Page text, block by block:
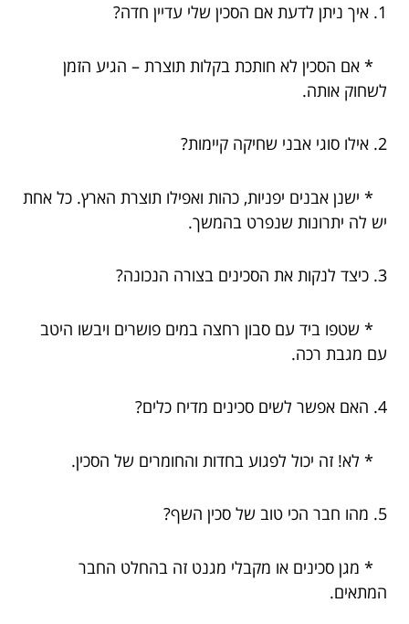
1. איך ניתן לדעת אם הסכין שלי עדיין חדה?
* אם הסכין לא חותכת בקלות תוצרת – הגיע הזמן
לשחוק אותה.
2. אילו סוגי אבני שחיקה קיימות?
* ישנן אבנים יפניות, כהות ואפילו תוצרת הארץ. כל אחת
יש לה יתרונות שנפרט בהמשך.
3. כיצד לנקות את הסכינים בצורה הנכונה?
* שטפו ביד עם סבון רחצה במים פושרים ויבשו היטב
עם מגבת רכה.
4. האם אפשר לשים סכינים מדיח כלים?
* לא! זה יכול לפגוע בחדות והחומרים של הסכין.
5. מהו חבר הכי טוב של סכין השף?
* מגן סכינים או מקבלי מגנט זה בהחלט החבר
המתאים.